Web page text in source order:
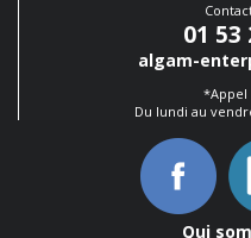
01 53
algam-
*Appel
Du lundi au
Qui